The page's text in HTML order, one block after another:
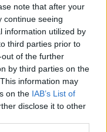
note that after your
continue seeing
information utilized by
third parties prior to
of the further
by third parties on the
information may
on the IAB’s List of
disclose it to other
Galéria és
Márta
Galéria és Aukciósház
Balaton utca 8.